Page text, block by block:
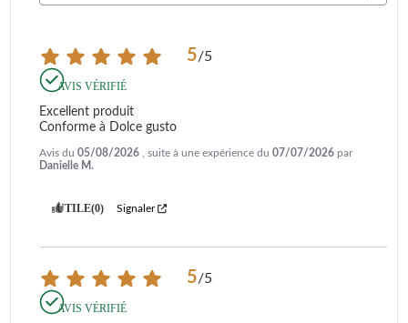
5/5
AVIS VÉRIFIÉ
Excellent produit
Conforme à Dolce gusto
Avis du 05/08/2026 , suite à une expérience du 07/07/2026 par
Danielle M.
UTILE(0) Signaler
5/5
AVIS VÉRIFIÉ